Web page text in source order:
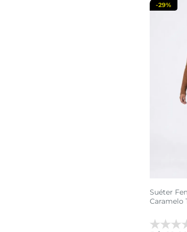
Suéter
Caramelo
-29%